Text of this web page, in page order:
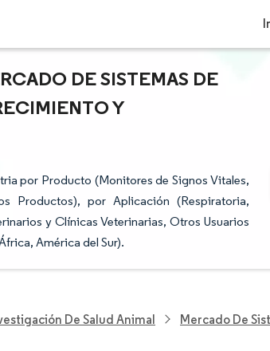
DE SISTEMAS DE
Y
por Producto (Monitores de Signos Vitales,
Productos), por Aplicación (Respiratoria,
y Clínicas Veterinarias, Otros Usuarios
América del Sur).
De Salud Animal Mercado De